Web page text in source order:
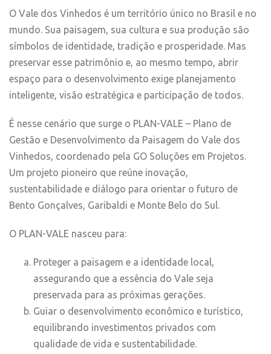
O Vale dos Vinhedos é um território único no Brasil e no
mundo. Sua paisagem, sua cultura e sua produção são
símbolos de identidade, tradição e prosperidade. Mas
preservar esse patrimônio e, ao mesmo tempo, abrir
espaço para o desenvolvimento exige planejamento
inteligente, visão estratégica e participação de todos.
É nesse cenário que surge o PLAN-VALE – Plano de
Gestão e Desenvolvimento da Paisagem do Vale dos
Vinhedos, coordenado pela GO Soluções em Projetos.
Um projeto pioneiro que reúne inovação,
sustentabilidade e diálogo para orientar o futuro de
Bento Gonçalves, Garibaldi e Monte Belo do Sul.
O PLAN-VALE nasceu para:
Proteger a paisagem e a identidade local,
assegurando que a essência do Vale seja
preservada para as próximas gerações.
Guiar o desenvolvimento econômico e turístico,
equilibrando investimentos privados com
qualidade de vida e sustentabilidade.